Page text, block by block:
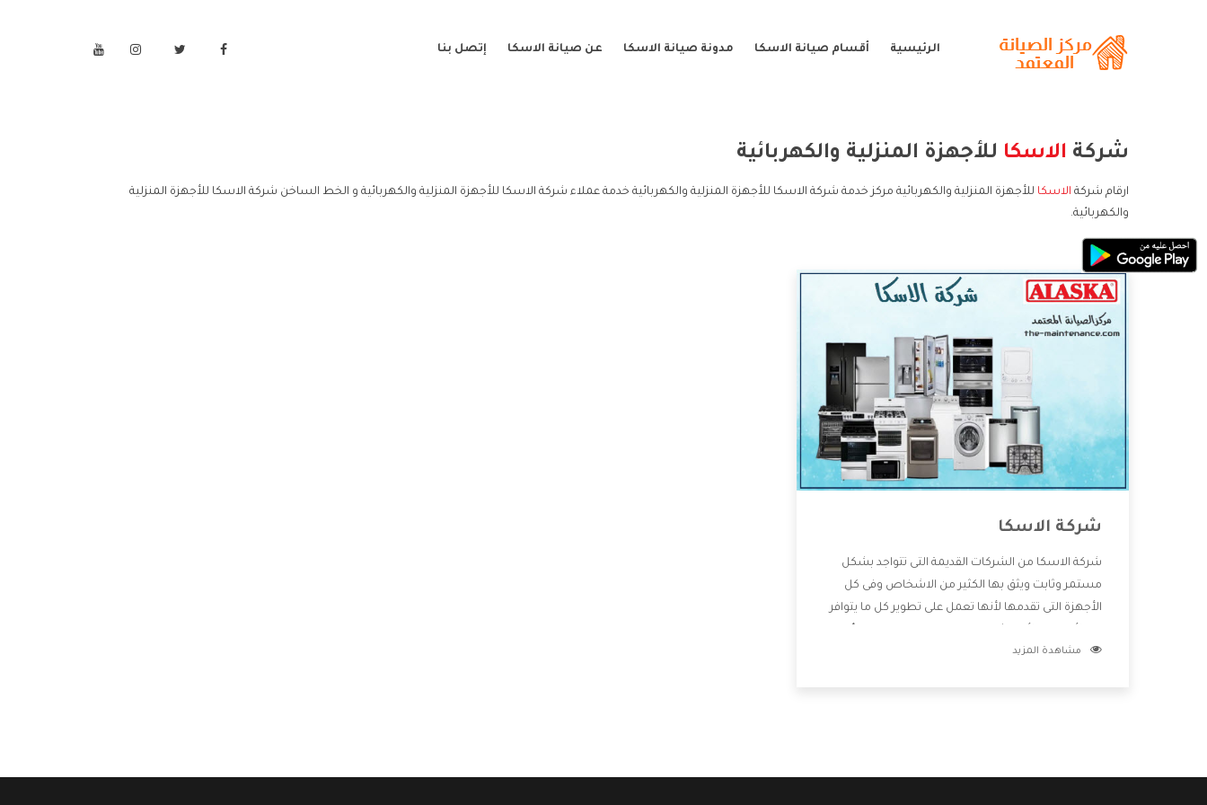
الرئيسية أقسام صيانة الاسكا مدونة صيانة الاسكا عن صيانة الاسكا إتصل بنا
شركة الاسكا للأجهزة المنزلية والكهربائية
ارقام شركة الاسكا للأجهزة المنزلية والكهربائية مركز خدمة شركة الاسكا للأجهزة المنزلية والكهربائية خدمة عملاء شركة الاسكا للأجهزة المنزلية والكهربائية و الخط الساخن شركة الاسكا للأجهزة المنزلية
والكهربائية.
شركة الاسكا
شركة الاسكا من الشركات القديمة التى تتواجد بشكل
مستمر وثابت ويثق بها الكثير من الاشخاص وفى كل
الأجهزة التى تقدمها لأنها تعمل على تطوير كل ما يتوافر
خدمات ما بعد البيع مع المنتجات وتقدم للعملاء أقوى
مشاهدة المزيد